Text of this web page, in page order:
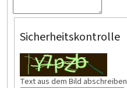
Sicherheitskontrolle
Text aus dem Bild abschreiben